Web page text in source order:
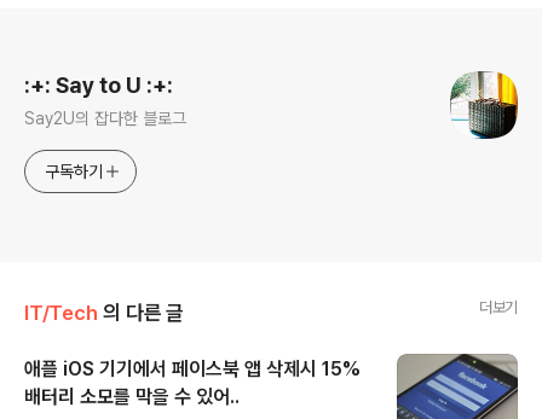
:+: Say to U :+:
Say2U의 잡다한 블로그
구독하기
IT/Tech 의 다른 글 더보기
애플 iOS 기기에서 페이스북 앱 삭제시 15%
배터리 소모를 막을 수 있어..